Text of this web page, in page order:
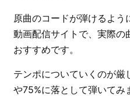
原曲のコードが弾けるよ
動画配信サイトで、実際の
おすすめです。
テンポについていくのが
や75%に落として弾いてみ